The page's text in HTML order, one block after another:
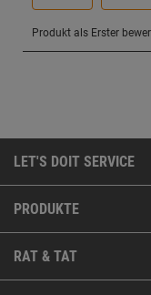
LET'S DOIT SERVICE
PRODUKTE
RAT & TAT